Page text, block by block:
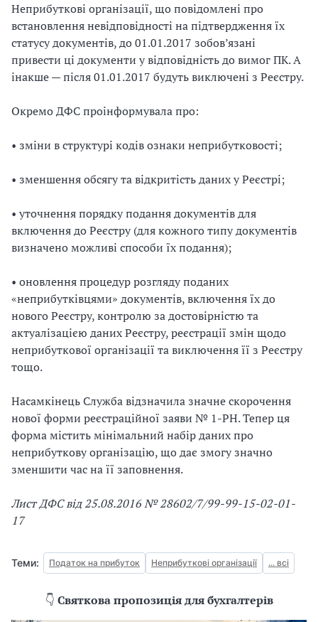
Неприбуткові організації, що повідомлені про
встановлення невідповідності на підтвердження їх
статусу документів, до 01.01.2017 зобов’язані
привести ці документи у відповідність до вимог ПК. А
інакше — після 01.01.2017 будуть виключені з Реєстру.
Окремо ДФС проінформувала про:
• зміни в структурі кодів ознаки неприбутковості;
• зменшення обсягу та відкритість даних у Реєстрі;
• уточнення порядку подання документів для
включення до Реєстру (для кожного типу документів
визначено можливі способи їх подання);
• оновлення процедур розгляду поданих
«неприбутківцями» документів, включення їх до
нового Реєстру, контролю за достовірністю та
актуалізацією даних Реєстру, реєстрації змін щодо
неприбуткової організації та виключення її з Реєстру
тощо.
Насамкінець Служба відзначила значне скорочення
нової форми реєстраційної заяви № 1-РН. Тепер ця
форма містить мінімальний набір даних про
неприбуткову організацію, що дає змогу значно
зменшити час на її заповнення.
Лист ДФС від 25.08.2016 № 28602/7/99-99-15-02-01-
17
Теми: Податок на прибуток Неприбуткові організації ... всі
👇 Святкова пропозиція для бухгалтерів